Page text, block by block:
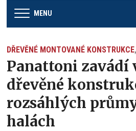
MENU
DŘEVĚNÉ MONTOVANÉ KONSTRUKCE
Panattoni zavádí
dřevěné
rozsáhlých
halách